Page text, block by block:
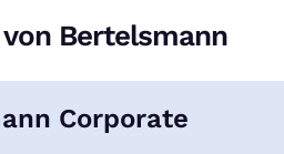
Bertelsmann
Corporate